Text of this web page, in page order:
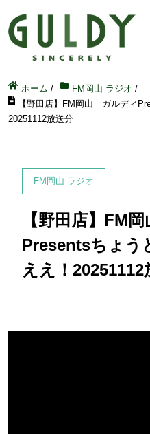
ホーム / FM岡山 ラジオ /
【野田店】FM岡山 ガルディ
20251112放送分
FM岡山 ラジオ
【野田店】FM
Presentsちょう
ええ！20251112